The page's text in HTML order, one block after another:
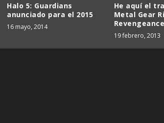
Halo 5: Guardians
anunciado para el 2015
16 mayo, 2014
He aquí el
Metal Gear
Revengeance
19 febrero, 2013